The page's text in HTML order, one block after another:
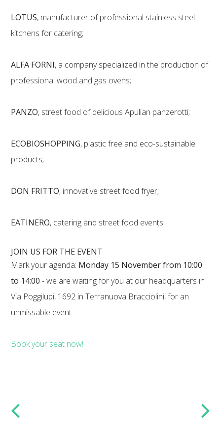
LOTUS, manufacturer of professional stainless steel
kitchens for catering;
ALFA FORNI, a company specialized in the production of
professional wood and gas ovens;
PANZO, street food of delicious Apulian panzerotti;
ECOBIOSHOPPING, plastic free and eco-sustainable
products;
DON FRITTO, innovative street food fryer;
EATINERO, catering and street food events.
JOIN US FOR THE EVENT
Mark your agenda: Monday 15 November from 10:00
to 14:00 - we are waiting for you at our headquarters in
Via Poggilupi, 1692 in Terranuova Bracciolini, for an
unmissable event.
Book your seat now!